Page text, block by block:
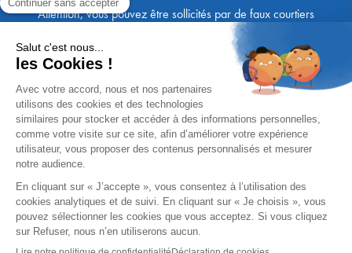
Attention, vous pouvez être sollicités par de faux courtiers
Ace Crédit / Immoprêt, qui vous proposent de bénéficier de
crédits, en vous demandant de transmettre des documents,
des fonds, des coordonnées bancaires, etc. Soyez vigilants :
Immoprêt ne demande jamais à ses clients de virer sur ses
comptes des sommes prêtées par les banques, à l'exception
des honoraires des agences. Les courtiers Ace Crédit /
Immoprêt vous écrivent toujours d'une adresse mail
xxxx@acecredit.fr ou xxxx@immopret.fr.
* Taux fixe national hors assurance, pouvant varier selon votre région et
dossier. Exemple représentatif pour un montant emprunté de 200 000 €.
Taux débiteur fixe de 2.85 % et TAEG fixe (hors frais) de 3.21 % (taux
assurance emprunteur de 0,36%) sur 15 ans. 180 mensualités de
1 426,78 € (dont 60,00 € d'assurance). Coût total du crédit (hors frais) :
56 820,53 €. Montant total dû (hors frais) : 256 820,53 €.